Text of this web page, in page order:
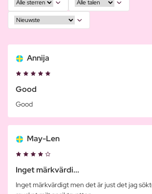
Annija
Good
Good
May-Len
Inget märkvärdi...
Inget märkvärdigt men det är just det jag